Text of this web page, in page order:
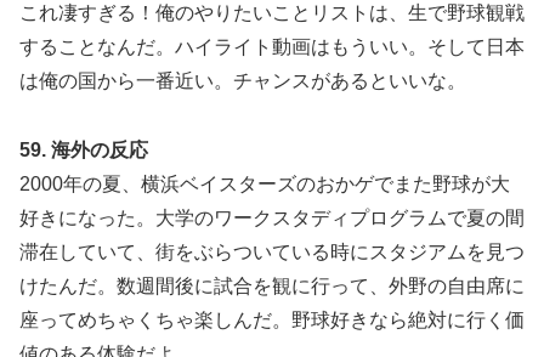
これ凄すぎる！俺のやりたいことリストは、生で野球観戦
することなんだ。ハイライト動画はもういい。そして日本
は俺の国から一番近い。チャンスがあるといいな。
59. 海外の反応
2000年の夏、横浜ベイスターズのおかゲでまた野球が大
好きになった。大学のワークスタディプログラムで夏の間
滞在していて、街をぶらついている時にスタジアムを見つ
けたんだ。数週間後に試合を観に行って、外野の自由席に
座ってめちゃくちゃ楽しんだ。野球好きなら絶対に行く価